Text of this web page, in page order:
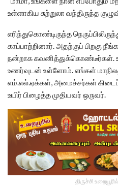
உள்ளாகிய சுற்றுலா வந்திருந்த
எரிந்துகொண்டிருந்த
காப்பாற்றினார். அதற்குப் பிறகு
நன்றாக கவனித்துக்கொண்டீர்கள்.
உணர்வுடன் உள்ளோம். எங்கள்
எம்.எல்.ஏக்கள், அமைச்சர்கள்
உயிர் பிழைத்த முதியவர் ஒருவர்.
திருச்சி